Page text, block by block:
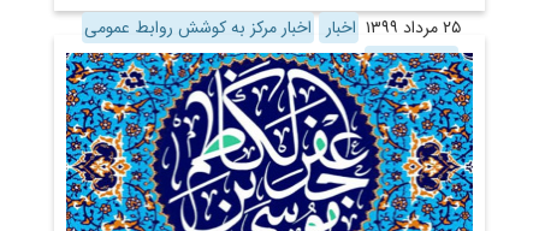
۲۵ مرداد ۱۳۹۹ اخبار
اخبار مرکز به کوشش روابط عمومی
روابط عمومی